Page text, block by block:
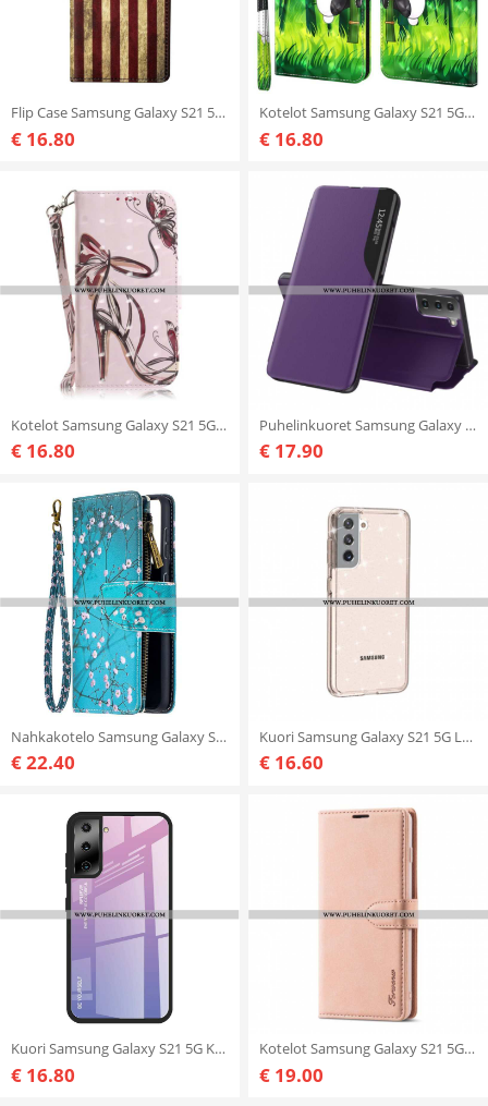
Flip Case Samsung Galaxy S21 5G Amerikan Lippu
€ 16.80
Kotelot Samsung Galaxy S21 5G Panda Ja Bambu
€ 16.80
Kotelot Samsung Galaxy S21 5G Suojaketju Kuori Hihnallinen Pumppu
€ 16.80
Puhelinkuoret Samsung Galaxy S21 5G Teksturoitu Keinonahka
€ 17.90
Nahkakotelo Samsung Galaxy S21 5G Vetoketjullinen Puutasku
€ 22.40
Kuori Samsung Galaxy S21 5G Läpinäkyvät Paljetit
€ 16.60
Kuori Samsung Galaxy S21 5G Karkaistu Lasi Ole Oma Itsesi
€ 16.80
Kotelot Samsung Galaxy S21 5G Keinonahka Forwenw
€ 19.00